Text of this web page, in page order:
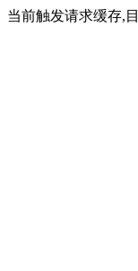
当前触发请求缓存,